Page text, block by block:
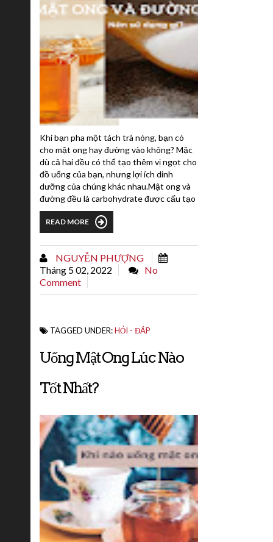
Khi bạn pha một tách trà nóng, bạn có
cho mật ong hay đường vào không? Mặc
dù cả hai đều có thể tạo thêm vị ngọt cho
đồ uống của bạn, nhưng lợi ích dinh
dưỡng của chúng khác nhau.Mật ong và
đường đều là carbohydrate được cấu tạo
chủ yếu từ glucose và fructose. Chúng
được sử dụng làm nguyên liệu trong
nhiều công thức nấu ăn và thực phẩm
đóng gói sẵn. Cả hai đều có thể dẫn đến
tăng cân nếu lạm dụng.1. Mật ongLợi ích
của mật ongBạn có...
READ MORE
NGUYỄN PHƯỢNG
Tháng 5 02, 2022
No
Comment
TAGGED UNDER:HỎI - ĐÁP
Uống Mật Ong Lúc Nào
Tốt Nhất?